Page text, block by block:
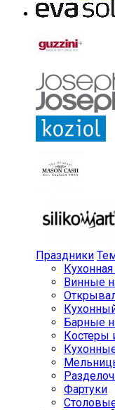
Праздники
Винные
Барные
Костеры
Фартуки